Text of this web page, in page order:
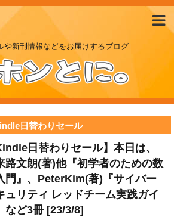
や新刊情報などをお届けするブログ
日替わりセール
日替わりセール】本日は、
路文朗(著)他『初学者のための数
門』、PeterKim(著)『サイバー
ュリティ レッドチーム実践ガイ
など3冊 [23/3/8]